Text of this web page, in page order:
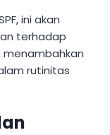
ini akan
terhadap
menambahkan
rutinitas